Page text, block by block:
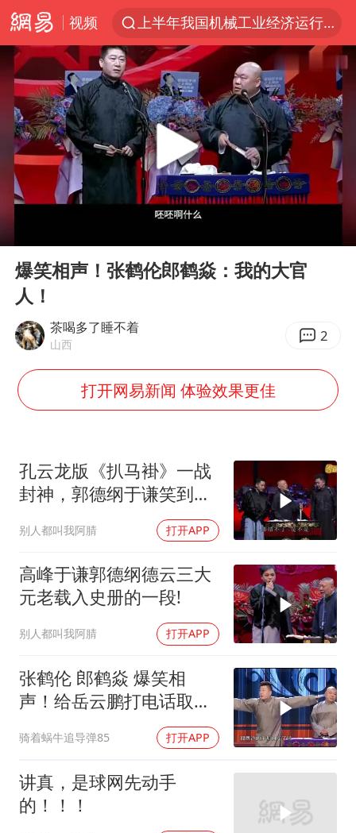
视频
上半年我国机械工业经济运行稳中有进
台风白海豚加强
国防部回应日本试射“战斧”导弹
广东雷州通报特教老师招聘违规事件
A股三大股指收涨
“立秋的第一杯奶茶”又爆单了
“新疆阿勒泰八月能滑雪”不实
向鹏0-3不敌张本智和
今日立秋你咬秋了吗
东方之约 相约未来
Play
爆笑相声！张鹤伦郎鹤焱：我的大官
人！
茶喝多了睡不着
山西 2
打开网易新闻 体验效果更佳
孔云龙版《扒马褂》一战
封神，郭德纲于谦笑到失
别人都叫我阿腈 打开APP
高峰于谦郭德纲德云三大
元老载入史册的一段!
别人都叫我阿腈 打开APP
张鹤伦 郎鹤焱 爆笑相
声！给岳云鹏打电话取
经，我的天呐，门槛这么
低了？
骑着蜗牛追导弹85 打开APP
讲真，是球网先动手
的！！！